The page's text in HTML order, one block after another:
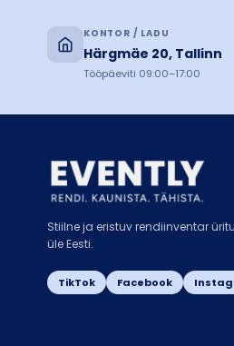
KONTOR / LADU
Härgmäe 20, Tallinn
Tööpäeviti 09:00–17:00
Stiilne ja eristuv rendiinventar
üle Eesti.
TikTok Facebook